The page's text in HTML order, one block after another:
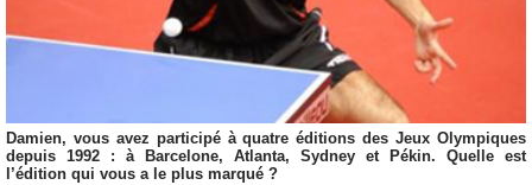
Damien, vous avez participé à quatre éditions des Jeux Olympiques
depuis 1992 : à Barcelone, Atlanta, Sydney et Pékin. Quelle est
l’édition qui vous a le plus marqué ?